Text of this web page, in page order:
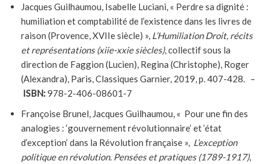
Jacques Guilhaumou, Isabelle Luciani, « Perdre sa dignité :
humiliation et comptabilité de l’existence dans les livres de
raison (Provence, XVIIe siècle) », L’Humiliation Droit, récits
et représentations (xiie-xxie siècles), collectif sous la
direction de Faggion (Lucien), Regina (Christophe), Roger
(Alexandra), Paris, Classiques Garnier, 2019, p. 407-428. –
ISBN:978-2-406-08601-7
Françoise Brunel, Jacques Guilhaumou, « Pour une fin des
analogies : ‘gouvernement révolutionnaire’ et ‘état
d’exception’ dans la Révolution française »,
L’exception
politique en révolution. Pensées et pratiques (1789-1917),